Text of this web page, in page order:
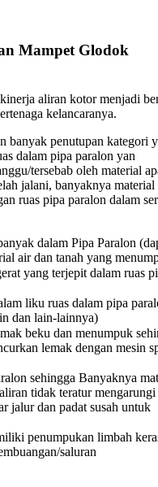
Mampet Glodok
aliran kotor menjadi
kelancaranya.
banyak penutupan kategori
dalam pipa paralon yan
tersebab oleh material
jalani, banyaknya material
ruas pipa paralon dalam
dalam Pipa Paralon
air dan tanah yang
yang terjepit dalam ruas
liku ruas dalam pipa
dan lain-lainnya)
beku dan menumpuk
lemak dengan mesin
sehingga Banyaknya
tidak teratur mengarungi
jalur dan padat susah untuk
penumpukan limbah
saluran